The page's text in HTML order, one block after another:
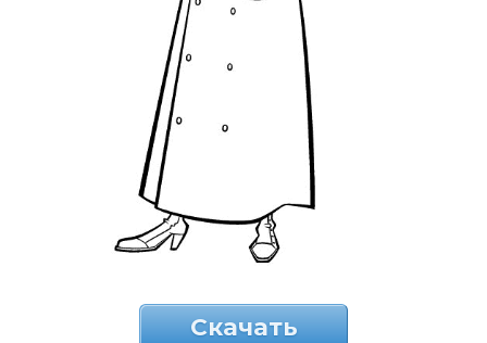
Скачать